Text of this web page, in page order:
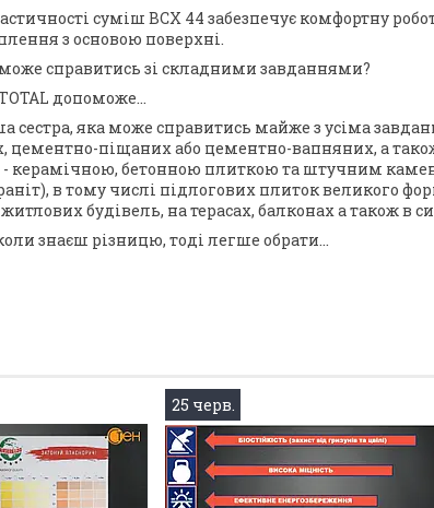
суміш BCX 44 забезпечує комфортну
з основою поверхні.
справитись зі складними завданнями?
ТОТАL допоможе…
сестра, яка може справитись майже з усіма
цементно-піщаних або цементно-вапняних, а
- керамічною, бетонною плиткою та штучним
в тому числі підлогових плиток великого
будівель, на терасах, балконах а також в
знаєш різницю, тоді легше обрати…
25 черв.